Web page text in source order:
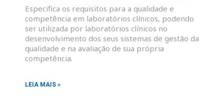
Especifica os requisitos para a qualidade e
competência em laboratórios clínicos, podendo
ser utilizada por laboratórios clínicos no
desenvolvimento dos seus sistemas de gestão da
qualidade e na avaliação de sua própria
competência.
LEIA MAIS »